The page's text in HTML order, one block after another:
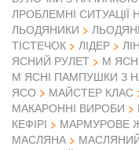
ЛРОБЛЕМНІ СИТУАЦІЇ
ЛЬОДЯНИКИ
ТІСТЕЧОК
ЛІДЕР
ЯСНИЙ РУЛЕТ
М
М ЯСНІ ПАМПУШКИ З
ЯСО
МАЙСТЕР КЛАС
МАКАРОННІ ВИРОБИ
КЕФІРІ
МАРМУРОВЕ
МАСЛЯНА
МАСЛЯНИЙ